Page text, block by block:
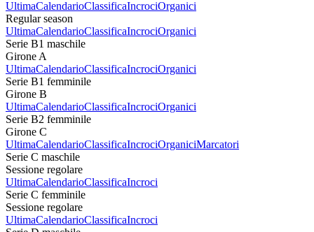
UltimaCalendarioClassificaIncrociOrganici
Regular season
UltimaCalendarioClassificaIncrociOrganici
Serie B1 maschile
Girone A
UltimaCalendarioClassificaIncrociOrganici
Serie B1 femminile
Girone B
UltimaCalendarioClassificaIncrociOrganici
Serie B2 femminile
Girone C
UltimaCalendarioClassificaIncrociOrganiciMarcatori
Serie C maschile
Sessione regolare
UltimaCalendarioClassificaIncroci
Serie C femminile
Sessione regolare
UltimaCalendarioClassificaIncroci